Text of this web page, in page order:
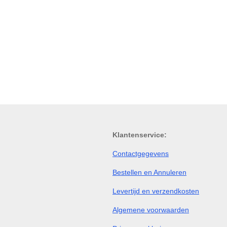
Klantenservice:
Contactgegevens
Bestellen en Annuleren
Levertijd en verzendkosten
Algemene voorwaarden